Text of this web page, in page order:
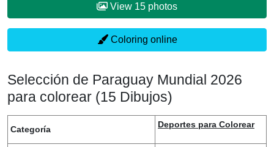
View 15 photos
Coloring online
Selección de Paraguay Mundial 2026
para colorear (15 Dibujos)
Categoría Deportes para Colorear